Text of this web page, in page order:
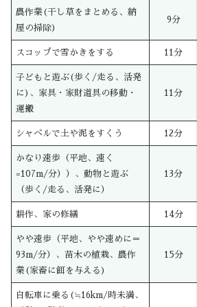
農作業(干し草をまとめる、納
屋の掃除)
9分
スコップで雪かきをする 11分
子どもと遊ぶ(歩く/走る、活発
に)、家具・家財道具の移動・
運搬
11分
シャベルで土や泥をすくう 12分
かなり速歩（平地、速く
=107m/分））、動物と遊ぶ
（歩く/走る、活発に）
13分
耕作、家の修繕 14分
やや速歩（平地、やや速めに＝
93m/分）、苗木の植栽、農作
業(家畜に餌を与える)
15分
自転車に乗る(≒16km/時未満、